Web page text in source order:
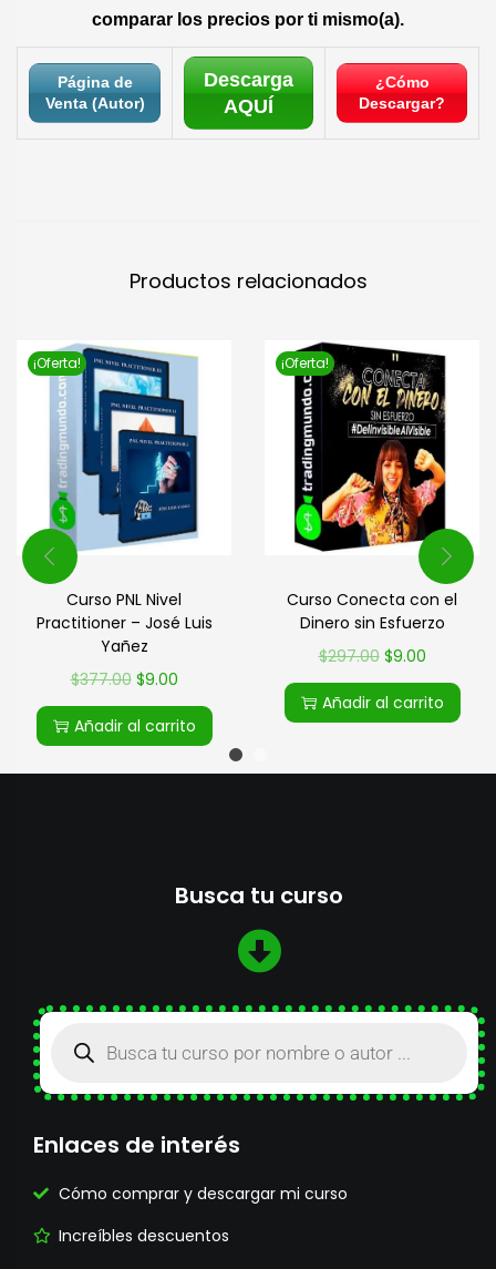
comparar los precios por ti mismo(a).
Página de
Venta (Autor)
Descarga
AQUÍ
¿Cómo
Descargar?
Productos relacionados
¡Oferta!
Curso PNL Nivel
Practitioner – José Luis
Yañez
$377.00 $9.00
Añadir al carrito
¡Oferta!
Curso Conecta con el
Dinero sin Esfuerzo
$297.00 $9.00
Añadir al carrito
Busca tu curso
Enlaces de interés
Cómo comprar y descargar mi curso
Increíbles descuentos